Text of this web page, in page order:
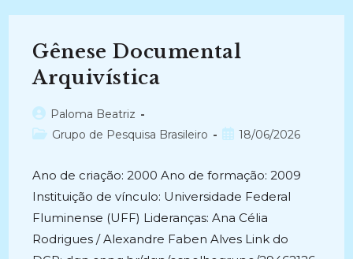
–
E
Ged/A
–
Documentos
Digital
Gestão
Curadoria,
Preservação,
Acesso
E
Transparência
Ativa
Em
Gênese Documental
Arquivística
Autor
do
Paloma Beatriz
Categoria
Grupo de Pesquisa Brasileiro
Post18/06/2026
Ano de criação: 2000 Ano de formação: 2009
Instituição de vínculo: Universidade Federal
Fluminense (UFF) Lideranças: Ana Célia
Rodrigues / Alexandre Faben Alves Link do